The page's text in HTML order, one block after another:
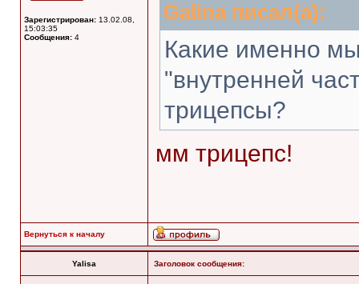
Зарегистрирован: 13.02.08,
15:03:35
Сообщения: 4
Galina писал(а):
Какие именно
"внутренней
трицепсы?
мм трицепс!
Вернуться к началу
Yalisa Заголовок сообщения: